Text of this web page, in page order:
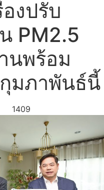
งปรับ
PM2.5
นพร้อม
มภาพันธ์นี้
1409